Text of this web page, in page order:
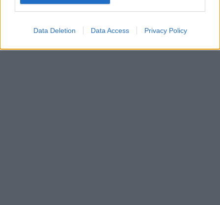
Data Deletion Data Access Privacy Policy